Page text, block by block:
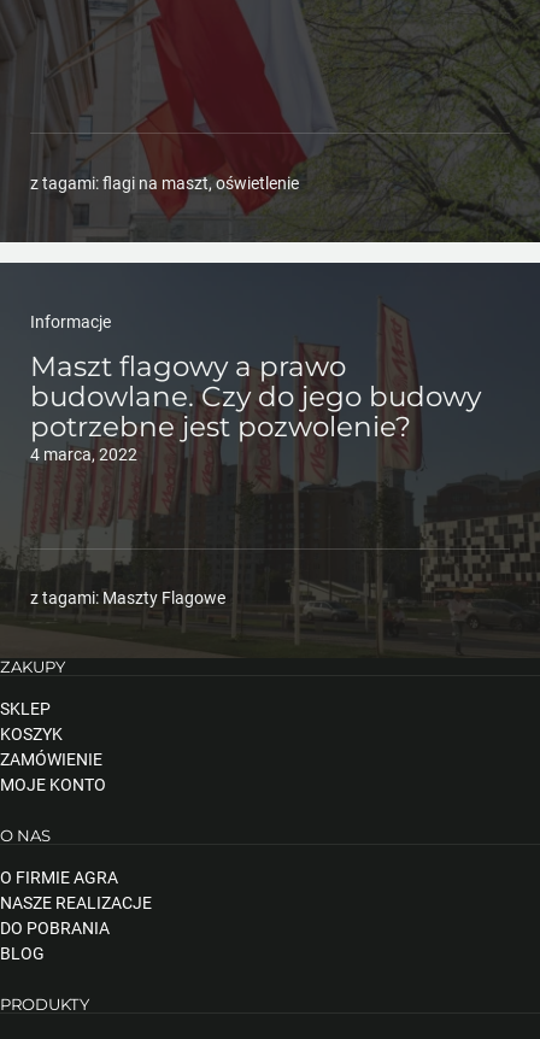
z tagami:flagi na maszt,oświetlenie
Maszt flagowy a prawo
budowlane. Czy do jego budowy
potrzebne jest pozwolenie?
Informacje
4 marca, 2022
z tagami: Maszty Flagowe
ZAKUPY
SKLEP
KOSZYK
ZAMÓWIENIE
MOJE KONTO
O NAS
O FIRMIE AGRA
NASZE REALIZACJE
DO POBRANIA
BLOG
PRODUKTY